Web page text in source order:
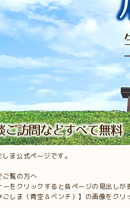
ま公式ページです。
覧の方へ
ーをクリックすると各ページの見出しが
しま（青空＆ベンチ）】の画像をクリ